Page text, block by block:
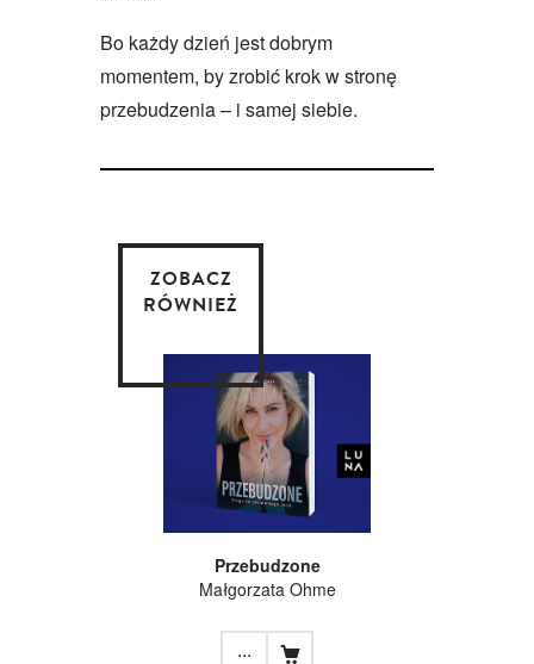
Bo każdy dzień jest dobrym
momentem, by zrobić krok w stronę
przebudzenia – i samej siebie.
ZOBACZ
RÓWNIEŻ
Przebudzone
Małgorzata Ohme
...